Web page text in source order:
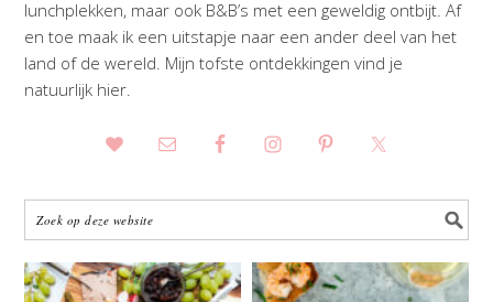
lunchplekken, maar ook B&B’s met een geweldig ontbijt. Af
en toe maak ik een uitstapje naar een ander deel van het
land of de wereld. Mijn tofste ontdekkingen vind je
natuurlijk hier.